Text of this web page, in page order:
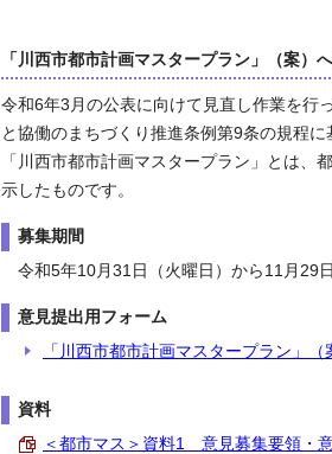
「川西市都市計画マスタープラン」（案）
令和6年3月の公表に向けて見直し作業を行
と協働のまちづくり推進条例第9条の規程
「川西市都市計画マスタープラン」とは、
示したものです。
募集期間
令和5年10月31日（火曜日）から11月29
意見提出用フォーム
「川西市都市計画マスタープラン」
資料
＜都市マス＞資料1 意見募集要領・